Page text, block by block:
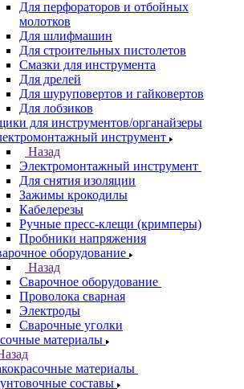
Для перфораторов и отбойных
молотков
Для шлифмашин
Для строительных пистолетов
Смазки для инструмента
Для дрелей
Для шуруповертов и гайковертов
Для лобзиков
для инструментов/органайзеры
инструмент
Назад
Электромонтажный инструмент
Для снятия изоляции
Зажимы крокодилы
Кабелерезы
Ручные пресс-клещи (кримперы)
Пробники напряжения
оборудование
Назад
Сварочное оборудование
Проволока сварная
Электроды
Сварочные уголки
материалы
материалы
составы